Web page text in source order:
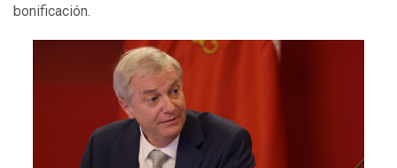
bonificación.